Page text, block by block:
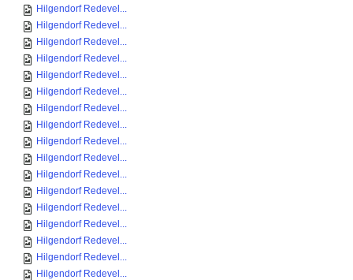
Hilgendorf Redevel...
Hilgendorf Redevel...
Hilgendorf Redevel...
Hilgendorf Redevel...
Hilgendorf Redevel...
Hilgendorf Redevel...
Hilgendorf Redevel...
Hilgendorf Redevel...
Hilgendorf Redevel...
Hilgendorf Redevel...
Hilgendorf Redevel...
Hilgendorf Redevel...
Hilgendorf Redevel...
Hilgendorf Redevel...
Hilgendorf Redevel...
Hilgendorf Redevel...
Hilgendorf Redevel...